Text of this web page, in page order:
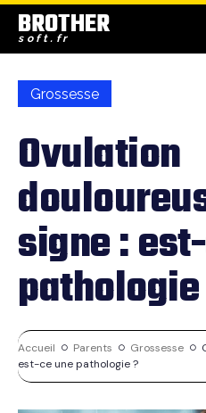
BROTHER
soft.fr
Grossesse
Ovulation
signe :
Accueil Parents Grossesse
est-ce une pathologie ?